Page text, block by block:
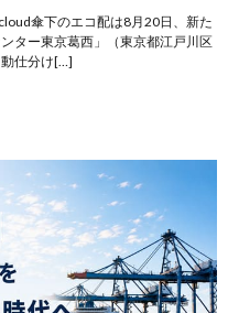
傘下のエコ配は8月20日、新た
ター東京葛西」（東京都江戸川区
仕分け[…]